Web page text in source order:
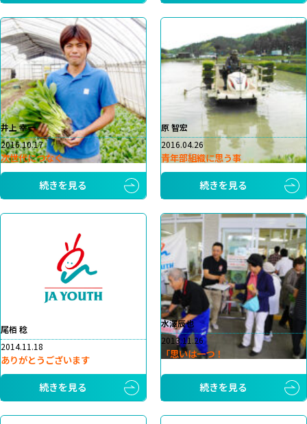
井上 幸一
2016.10.17
次世代につなぐ
続きを見る
原 智宏
2016.04.26
青年部組織に思う事
続きを見る
尾栢 稔
2014.11.18
ありがとうございます
続きを見る
水澤辰也
2013.11.26
「思いは一つ！
続きを見る